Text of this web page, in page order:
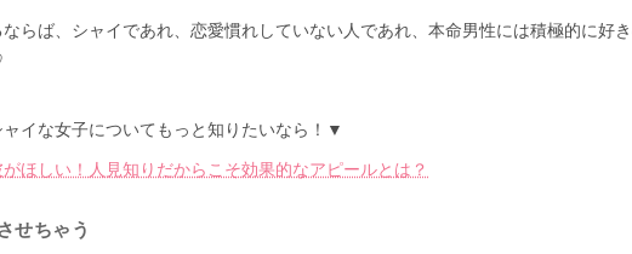
らば、シャイであれ、恋愛慣れしていない人であれ、本命男性には積極的に好
ャイな女子についてもっと知りたいなら！▼
ほしい！人見知りだからこそ効果的なアピールとは？
せちゃう